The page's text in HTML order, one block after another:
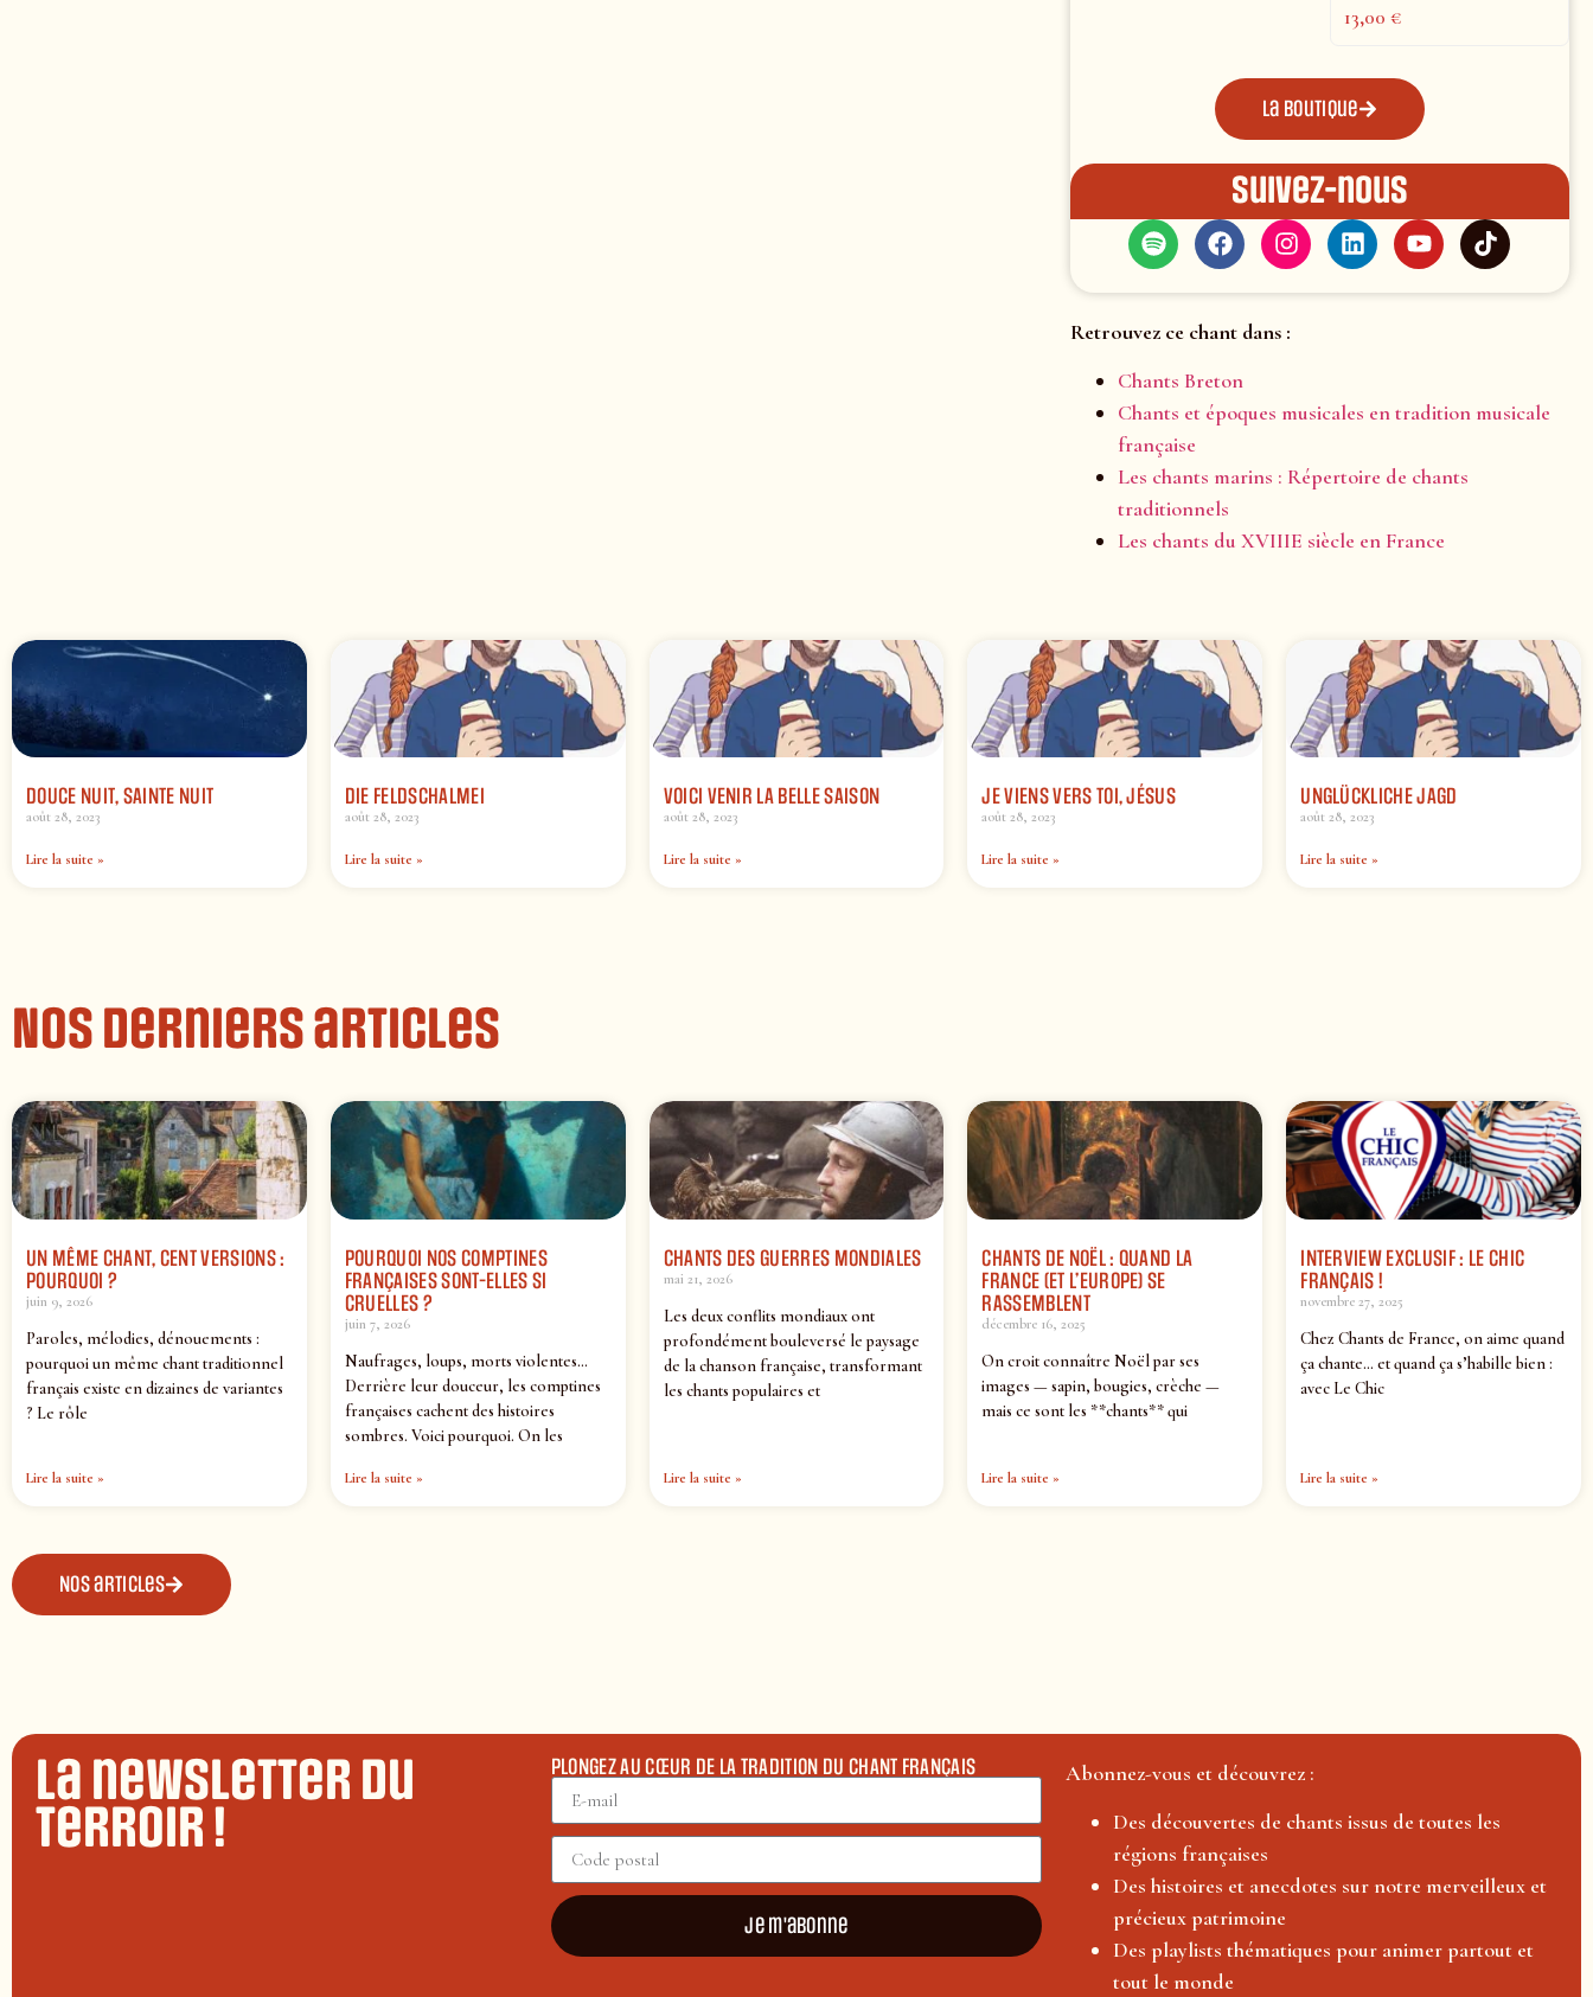
13,00€
La boutique
Suivez-nous
Retrouvez ce chant dans :
Chants Breton
Chants et époques musicales en tradition musicale
française
Les chants marins : Répertoire de chants
traditionnels
Les chants du XVIIIE siècle en France
DOUCE NUIT, SAINTE NUIT
août 28, 2023
Lire la suite »
DIE FELDSCHALMEI
août 28, 2023
Lire la suite »
VOICI VENIR LA BELLE SAISON
août 28, 2023
Lire la suite »
JE VIENS VERS TOI, JÉSUS
août 28, 2023
Lire la suite »
UNGLÜCKLICHE JAGD
août 28, 2023
Lire la suite »
Nos derniers articles
UN MÊME CHANT, CENT VERSIONS :
POURQUOI ?
juin 9, 2026
Paroles, mélodies, dénouements :
pourquoi un même chant traditionnel
français existe en dizaines de variantes
? Le rôle
Lire la suite »
POURQUOI NOS COMPTINES
FRANÇAISES SONT-ELLES SI
CRUELLES ?
juin 7, 2026
Naufrages, loups, morts violentes…
Derrière leur douceur, les comptines
françaises cachent des histoires
sombres. Voici pourquoi. On les
Lire la suite »
CHANTS DES GUERRES MONDIALES
mai 21, 2026
Les deux conflits mondiaux ont
profondément bouleversé le paysage
de la chanson française, transformant
les chants populaires et
Lire la suite »
CHANTS DE NOËL : QUAND LA
FRANCE (ET L’EUROPE) SE
RASSEMBLENT
décembre 16, 2025
On croit connaître Noël par ses
images — sapin, bougies, crèche —
mais ce sont les **chants** qui
Lire la suite »
INTERVIEW EXCLUSIF : LE CHIC
FRANÇAIS !
novembre 27, 2025
Chez Chants de France, on aime quand
ça chante… et quand ça s’habille bien :
avec Le Chic
Lire la suite »
Nos articles
La newsletter du
terroir !
PLONGEZ AU CŒUR DE LA TRADITION DU CHANT FRANÇAIS
Je m'abonne
Abonnez-vous et découvrez :
Des découvertes de chants issus de toutes les
régions françaises
Des histoires et anecdotes sur notre merveilleux et
précieux patrimoine
Des playlists thématiques pour animer partout et
tout le monde